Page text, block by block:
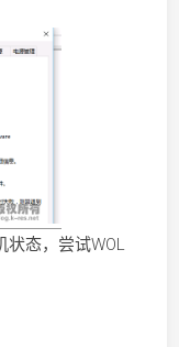
状态，尝试WOL